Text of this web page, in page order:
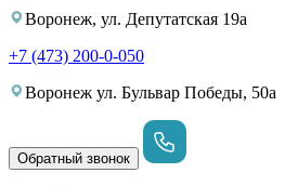
Воронеж, ул. Депутатская 19а
+7 (473) 200-0-050
Воронеж ул. Бульвар Победы, 50а
Обратный звонок